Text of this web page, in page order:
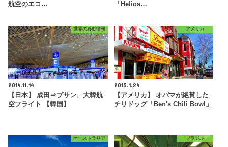
航空のエコ… 「Helios…
世界の移動情報
2014.11.14
【日本】 成田⇒プサン、大韓航
空フライト 【韓国】
アメリカ
2015.1.24
【アメリカ】 オバマが絶賛した
チリドッグ「Ben's Chili Bowl」
オーストラリア ブラジル